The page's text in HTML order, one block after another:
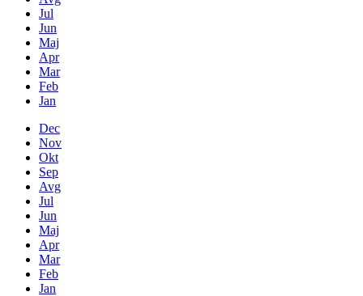
Jul
Jun
Maj
Apr
Mar
Feb
Jan
Dec
Nov
Okt
Sep
Avg
Jul
Jun
Maj
Apr
Mar
Feb
Jan